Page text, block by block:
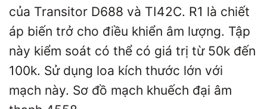
của Transitor D688 và TI42C. R1 là chiết
áp biến trở cho điều khiển âm lượng. Tập
này kiểm soát có thể có giá trị từ 50k đến
100k. Sử dụng loa kích thước lớn với
mạch này. Sơ đồ mạch khuếch đại âm